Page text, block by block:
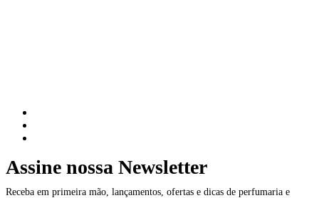
Assine nossa Newsletter
Receba em primeira mão, lançamentos, ofertas e dicas de perfumaria e